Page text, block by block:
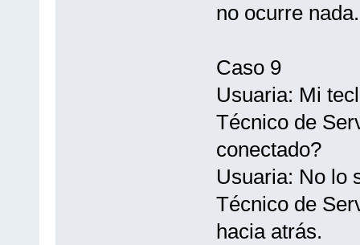
no ocurre nada.
Caso 9
Usuaria: Mi
Técnico de
conectado?
Usuaria: No lo
Técnico de
hacia atrás.